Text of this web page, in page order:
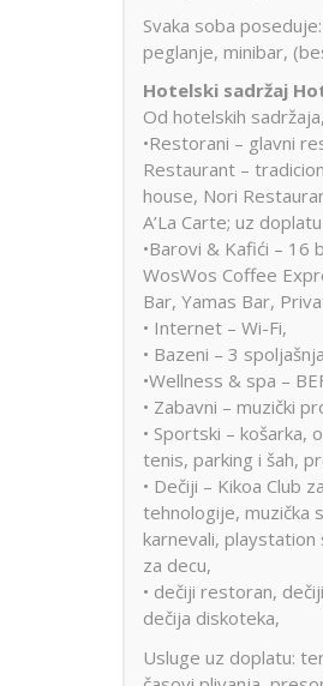
Svaka soba
peglanje, minibar,
Hotelski sadržaj
Od hotelskih
•Restorani – glavni
Restaurant –
house, Nori
A’La Carte; uz
•Barovi & Kafići – 16
WosWos Coffee
Bar, Yamas Bar,
• Internet – Wi-Fi,
• Bazeni – 3
•Wellness & spa –
• Zabavni – muzički
• Sportski – košarka,
tenis, parking i šah,
• Dečiji – Kikoa Club
tehnologije, muzička
karnevali, playstation
za decu,
• dečiji restoran,
dečija diskoteka,
Usluge uz doplatu: